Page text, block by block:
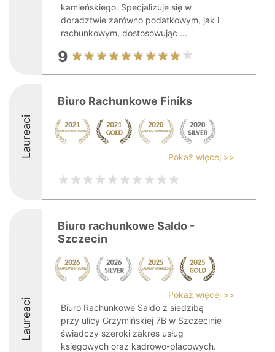
kamieńskiego. Specjalizuje się w
doradztwie zarówno podatkowym, jak i
rachunkowym, dostosowując ...
9
Laureaci
Biuro Rachunkowe Finiks
Pokaż więcej >>
Laureaci
Biuro rachunkowe Saldo -
Szczecin
Pokaż więcej >>
Biuro Rachunkowe Saldo z siedzibą
przy ulicy Grzymińskiej 7B w Szczecinie
świadczy szeroki zakres usług
księgowych oraz kadrowo-płacowych.